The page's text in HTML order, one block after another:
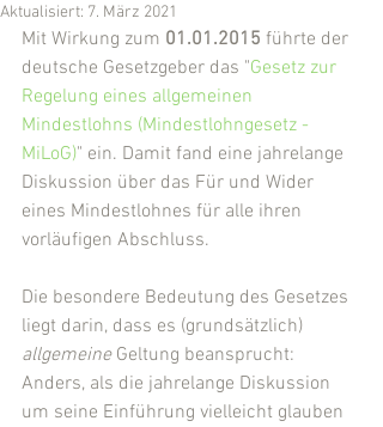
Aktualisiert: 7. März 2021
Mit Wirkung zum 01.01.2015 führte der
deutsche Gesetzgeber das "Gesetz zur
Regelung eines allgemeinen
Mindestlohns (Mindestlohngesetz -
MiLoG)" ein. Damit fand eine jahrelange
Diskussion über das Für und Wider
eines Mindestlohnes für alle ihren
vorläufigen Abschluss.
Die besondere Bedeutung des Gesetzes
liegt darin, dass es (grundsätzlich)
allgemeine Geltung beansprucht:
Anders, als die jahrelange Diskussion
um seine Einführung vielleicht glauben